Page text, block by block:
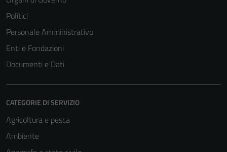
Politici
Personale Amministrativo
Enti e Fondazioni
Documenti e Dati
CATEGORIE DI SERVIZIO
Agricoltura e pesca
Ambiente